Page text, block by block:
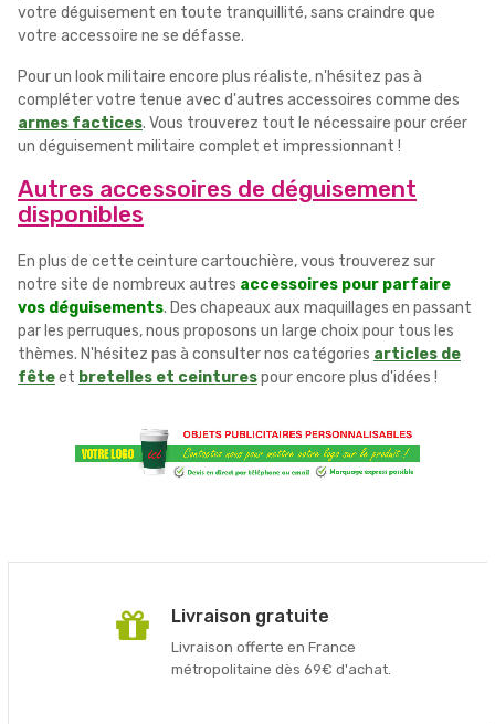
votre déguisement en toute tranquillité, sans craindre que
votre accessoire ne se défasse.
Pour un look militaire encore plus réaliste, n'hésitez pas à
compléter votre tenue avec d'autres accessoires comme des
armes factices. Vous trouverez tout le nécessaire pour créer
un déguisement militaire complet et impressionnant !
Autres accessoires de déguisement
disponibles
En plus de cette ceinture cartouchière, vous trouverez sur
notre site de nombreux autres accessoires pour parfaire
vos déguisements. Des chapeaux aux maquillages en passant
par les perruques, nous proposons un large choix pour tous les
thèmes. N'hésitez pas à consulter nos catégories articles de
fêteet bretelles et ceinturespour encore plus d'idées !
Livraison gratuite
Livraison offerte en France
métropolitaine dès 69€ d'achat.